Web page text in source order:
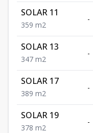
SOLAR 11
359 m2
-
SOLAR 13
347 m2
-
SOLAR 17
389 m2
-
SOLAR 19
378 m2
-